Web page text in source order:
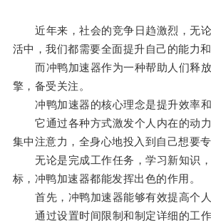
近年来，社会的竞争日趋激烈，无论
活中，我们都需要全面提升自己的能力和
而冲鸭加速器作为一种帮助人们释放
擎，备受关注。
冲鸭加速器的核心理念是提升效率和
它通过各种方式激发个人内在的动力
集中注意力，全身心地投入到自己想要专
无论是完成工作任务，学习新知识，
标，冲鸭加速器都能发挥出色的作用。
首先，冲鸭加速器能够有效提高个人
通过设置时间限制和制定详细的工作